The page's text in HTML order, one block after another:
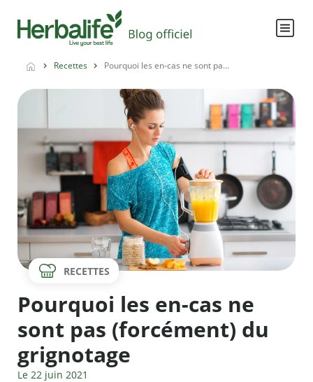
Recettes Pourquoi les en-cas ne sont pa...
RECETTES
Pourquoi les en-cas ne
sont pas (forcément) du
grignotage
Le 22 juin 2021